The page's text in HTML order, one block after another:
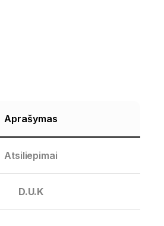
Aprašymas
Atsiliepimai
D.U.K